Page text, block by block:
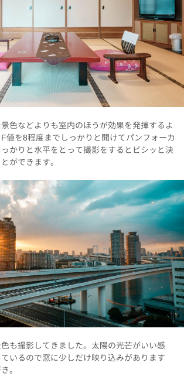
色などよりも室内のほうが効果を発揮するよ
値を8程度までしっかりと開けてパンフォーカ
かりと水平をとって撮影をするとビシッと決
ができます。
も撮影してきました。太陽の光芒がいい感
いるので窓に少しだけ映り込みがあります
。